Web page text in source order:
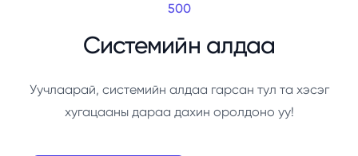
500
Системийн алдаа
Уучлаарай, системийн алдаа гарсан тул та хэсэг
хугацааны дараа дахин оролдоно уу!